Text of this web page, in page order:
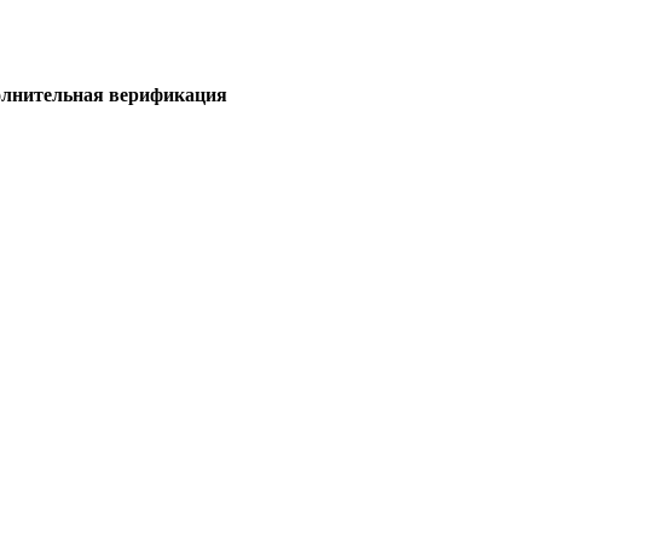
верификация